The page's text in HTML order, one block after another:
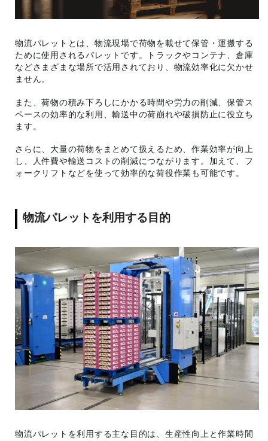
物流パレットとは、物流現場で荷物を載せて保管・運搬する
ために使用されるパレットです。トラックやコンテナ、倉庫
などさまざまな場所で活用されており、物流効率化に欠かせ
ません。
また、荷物の積み下ろしにかかる時間や労力の削減、保管ス
ペースの効率的な利用、輸送中の荷崩れや破損防止に役立ち
ます。
さらに、大量の荷物をまとめて扱えるため、作業効率が向上
し、人件費や輸送コストの削減につながります。加えて、フ
ォークリフトなどを使って効率的な荷役作業も可能です。
物流パレットを利用する目的
物流パレットを利用する主な目的は、生産性向上と作業時間